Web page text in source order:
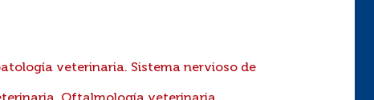
veterinaria. Sistema nervioso de